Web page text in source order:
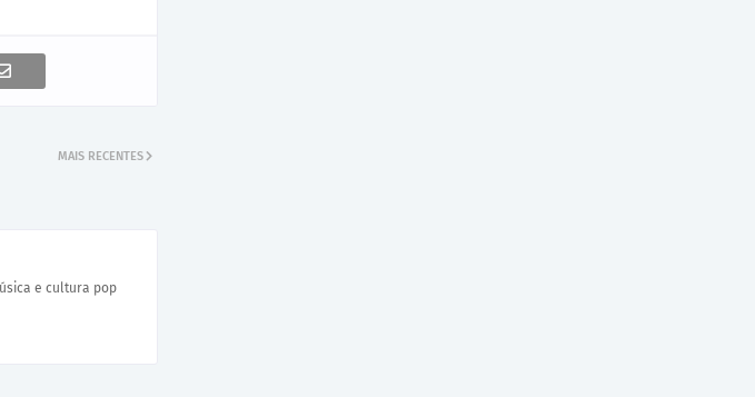
MAIS RECENTES
e cultura pop